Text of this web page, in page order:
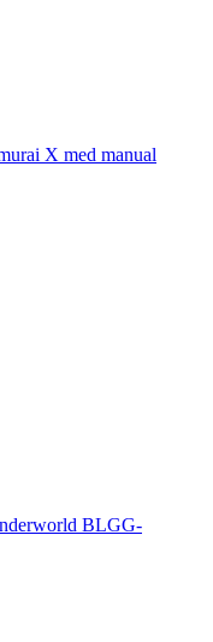
X med manual
BLGG-